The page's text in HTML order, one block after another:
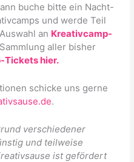
buche bitte ein Nacht-
und werde Teil
an Kreativcamp-
aller bisher
Tickets hier.
schicke uns gerne
.
verschiedener
und teilweise
ist gefördert